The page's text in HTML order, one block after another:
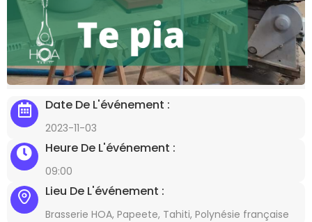
Date De L'événement :
2023-11-03
Heure De L'événement :
09:00
Lieu De L'événement :
Brasserie HOA, Papeete, Tahiti, Polynésie française